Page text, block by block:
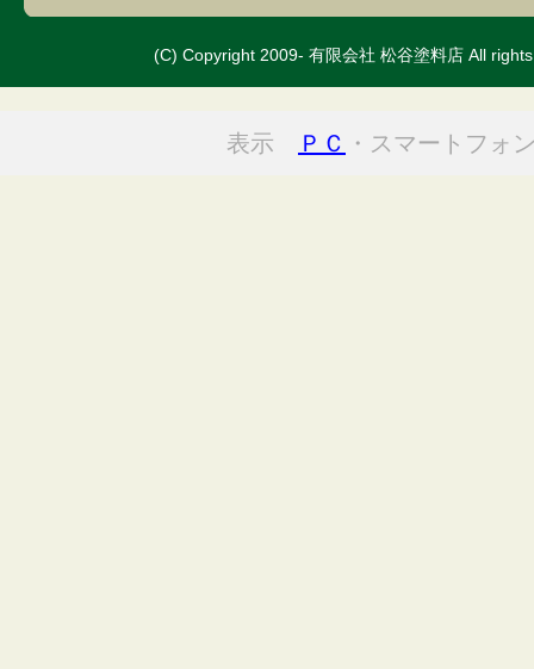
(C) Copyright 2009- 有限会社 松谷塗料店 All
表示 ＰＣ ・スマートフォ